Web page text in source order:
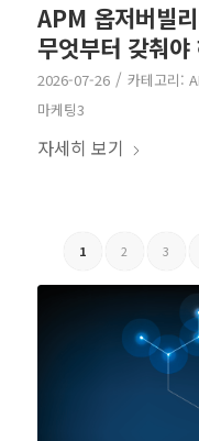
APM 옵저버빌
무엇부터 갖춰야
2026-07-26 / 카테고리:
마케팅3
자세히 보기
1 2 3